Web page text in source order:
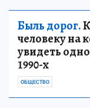
Быль дорог.
человеку на
увидеть
1990-х
ОБЩЕСТВО